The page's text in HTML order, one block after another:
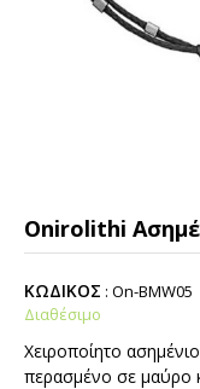
ΚΩΔΙΚΟΣ : On-BMW05
Διαθέσιμο
Χειροποίητο
περασμένο σε μαύρο